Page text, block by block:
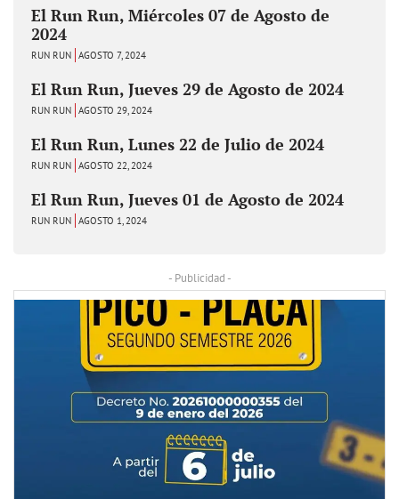
El Run Run, Miércoles 07 de Agosto de
2024
RUN RUN AGOSTO 7, 2024
El Run Run, Jueves 29 de Agosto de 2024
RUN RUN AGOSTO 29, 2024
El Run Run, Lunes 22 de Julio de 2024
RUN RUN AGOSTO 22, 2024
El Run Run, Jueves 01 de Agosto de 2024
RUN RUN AGOSTO 1, 2024
- Publicidad -